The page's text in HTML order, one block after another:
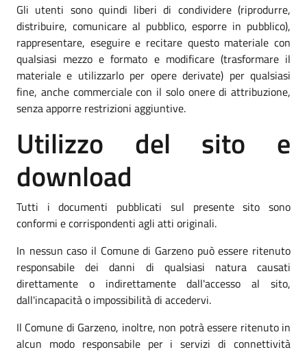
Gli utenti sono quindi liberi di condividere (riprodurre,
distribuire, comunicare al pubblico, esporre in pubblico),
rappresentare, eseguire e recitare questo materiale con
qualsiasi mezzo e formato e modificare (trasformare il
materiale e utilizzarlo per opere derivate) per qualsiasi
fine, anche commerciale con il solo onere di attribuzione,
senza apporre restrizioni aggiuntive.
Utilizzo del sito e
download
Tutti i documenti pubblicati sul presente sito sono
conformi e corrispondenti agli atti originali.
In nessun caso il Comune di Garzeno può essere ritenuto
responsabile dei danni di qualsiasi natura causati
direttamente o indirettamente dall'accesso al sito,
dall'incapacità o impossibilità di accedervi.
Il Comune di Garzeno, inoltre, non potrà essere ritenuto in
alcun modo responsabile per i servizi di connettività